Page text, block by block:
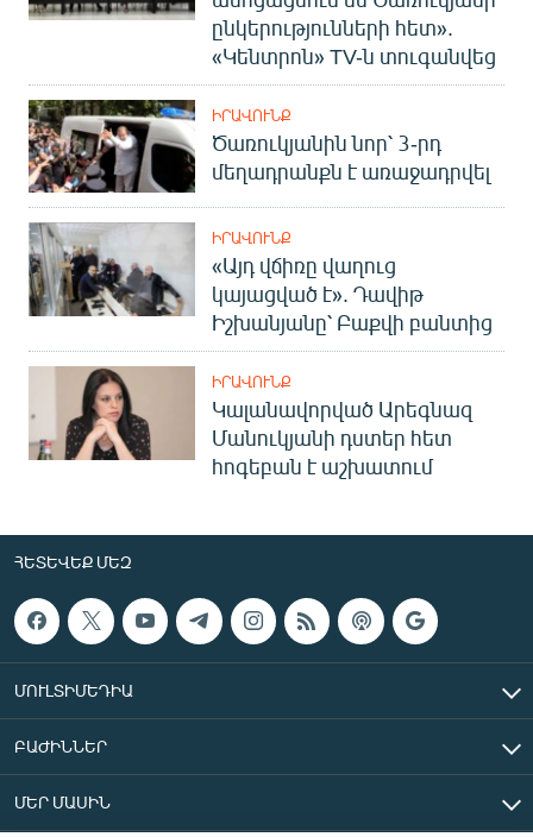
ընկերությունների հետ».
«Կենտրոն» TV-ն տուգանվեց
ԻՐԱՎՈՒՆՔ
Ծառուկյանին նոր՝ 3-րդ
մեղադրանքն է առաջադրվել
ԻՐԱՎՈՒՆՔ
«Այդ վճիռը վաղուց
կայացված է». Դավիթ
Իշխանյանը՝ Բաքվի բանտից
ԻՐԱՎՈՒՆՔ
Կալանավորված Արեգնազ
Մանուկյանի դստեր հետ
հոգեբան է աշխատում
ՀԵՏԵՎԵՔ ՄԵԶ
ՄՈՒԼՏԻՄԵԴԻԱ
ԲԱԺԻՆՆԵՐ
ՄԵՐ ՄԱՍԻՆ